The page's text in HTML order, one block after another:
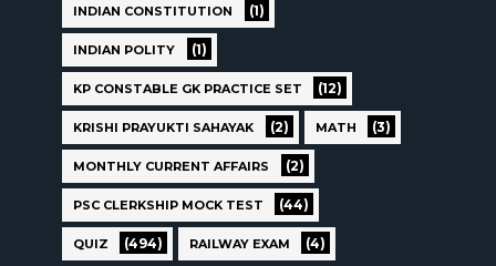
INDIAN CONSTITUTION (1)
INDIAN POLITY (1)
KP CONSTABLE GK PRACTICE SET (12)
KRISHI PRAYUKTI SAHAYAK (2) MATH (3)
MONTHLY CURRENT AFFAIRS (2)
PSC CLERKSHIP MOCK TEST (44)
QUIZ (494) RAILWAY EXAM (4)